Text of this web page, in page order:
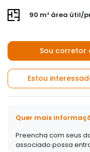
90 m² área útil/
Sou corretor
Estou
Quer mais
Preencha com seus
associado possa